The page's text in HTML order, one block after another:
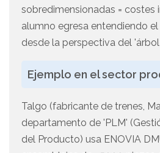
sobredimensionadas = costes
alumno egresa entendiendo
desde la perspectiva del 'árbol
Ejemplo en el sector
Talgo (fabricante de trenes,
departamento de 'PLM'
del Producto) usa ENOVIA